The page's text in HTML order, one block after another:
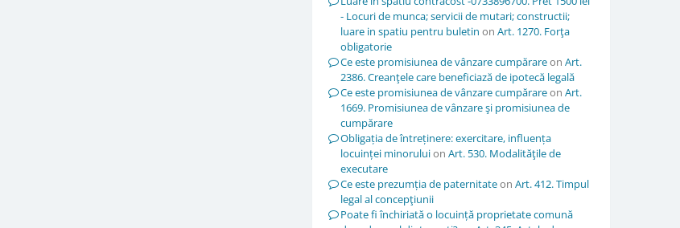
- Locuri de munca; servicii de mutari; constructii;
luare in spatiu pentru buletin on Art. 1270. Forţa
obligatorie
Ce este promisiunea de vânzare cumpărareon Art.
2386. Creanţele care beneficiază de ipotecă legală
Ce este promisiunea de vânzare cumpărareon Art.
1669. Promisiunea de vânzare şi promisiunea de
cumpărare
Obligația de întreținere: exercitare, influența
locuinței minoruluion Art. 530. Modalităţile de
executare
Ce este prezumția de paternitateon Art. 412. Timpul
legal al concepţiunii
Poate fi închiriată o locuință proprietate comună